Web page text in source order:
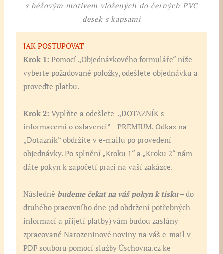
s béžovým motivem vložených do černých PVC
desek s kapsami
JAK POSTUPOVAT
Krok 1: Pomocí „Objednávkového formuláře“ níže
vyberte požadované položky, odešlete objednávku a
proveďte platbu.
Krok 2: Vyplňte a odešlete „DOTAZNÍK s
informacemi o oslavenci“ – PREMIUM. Odkaz na
„Dotazník“ obdržíte v e-mailu po provedení
objednávky. Po splnění „Kroku 1“ a „Kroku 2“ nám
dáte pokyn k započetí prací na vaší zakázce.
Následně budeme čekat na váš pokyn k tisku– do
druhého pracovního dne (od obdržení potřebných
informací a přijetí platby) vám budou zaslány
zpracované Narozeninové noviny na váš e-mail v
PDF souboru pomocí služby Úschovna.cz ke